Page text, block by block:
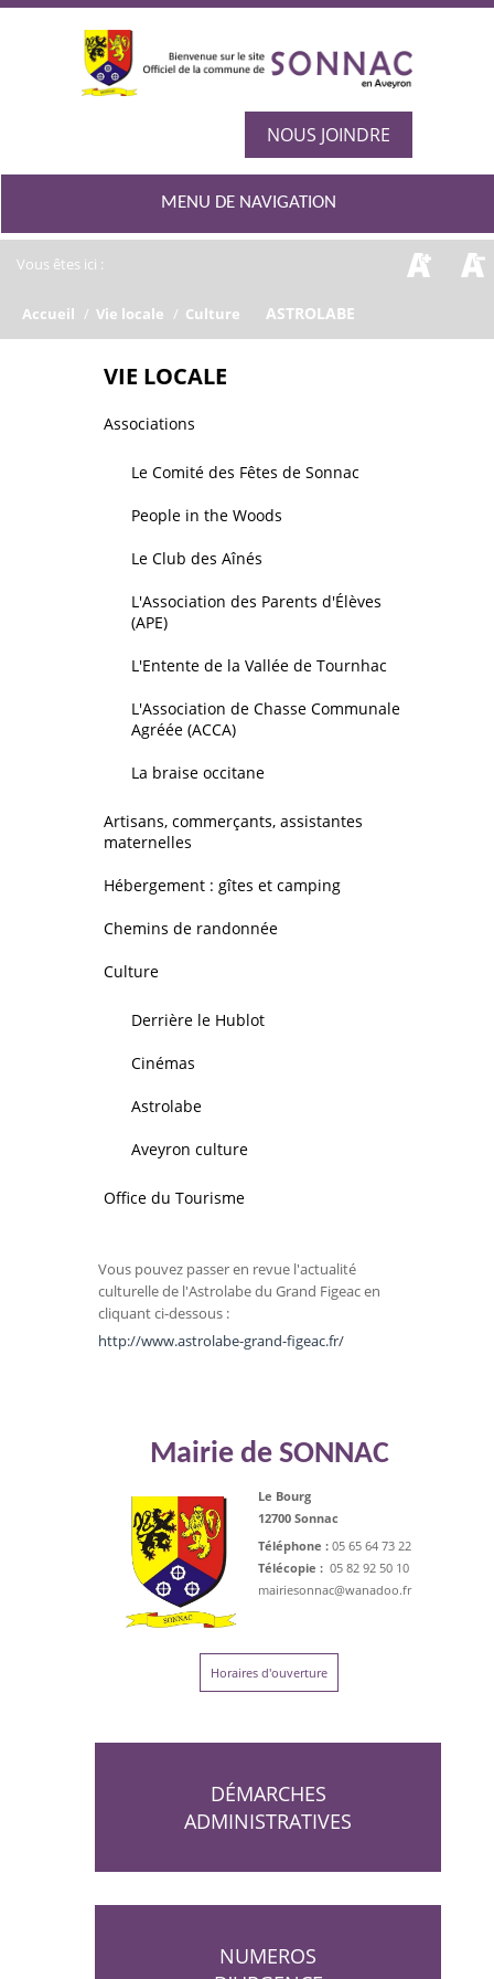
NOUS JOINDRE
MENU DE NAVIGATION
Vous êtes ici :
Accueil / Vie locale / Culture ASTROLABE
VIE LOCALE
Associations
Le Comité des Fêtes de Sonnac
People in the Woods
Le Club des Aînés
L'Association des Parents d'Élèves
(APE)
L'Entente de la Vallée de Tournhac
L'Association de Chasse Communale
Agréée (ACCA)
La braise occitane
Artisans, commerçants, assistantes
maternelles
Hébergement : gîtes et camping
Chemins de randonnée
Culture
Derrière le Hublot
Cinémas
Astrolabe
Aveyron culture
Office du Tourisme
Vous pouvez passer en revue l'actualité
culturelle de l'Astrolabe du Grand Figeac en
cliquant ci-dessous :
http://www.astrolabe-grand-figeac.fr/
Mairie de SONNAC
Le Bourg
12700 Sonnac
Téléphone : 05 65 64 73 22
Télécopie : 05 82 92 50 10
mairiesonnac@wanadoo.fr
Horaires d'ouverture
DÉMARCHES
ADMINISTRATIVES
NUMEROS